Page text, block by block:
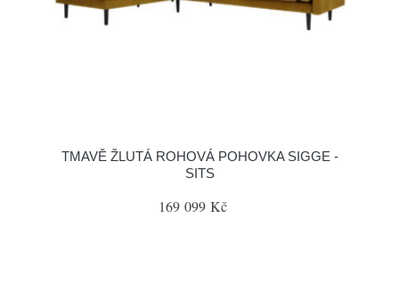
TMAVĚ ŽLUTÁ ROHOVÁ POHOVKA SIGGE -
SITS
169 099 Kč